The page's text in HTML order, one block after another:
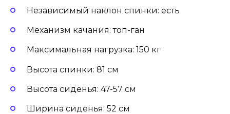
Независимый наклон спинки: есть
Механизм качания: топ-ган
Максимальная нагрузка: 150 кг
Высота спинки: 81 см
Высота сиденья: 47-57 см
Ширина сиденья: 52 см